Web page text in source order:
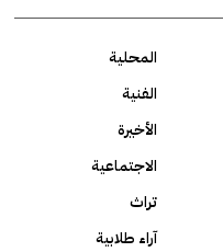
المحلية
الفنية
الأخيرة
الاجتماعية
تراث
آراء طلابية